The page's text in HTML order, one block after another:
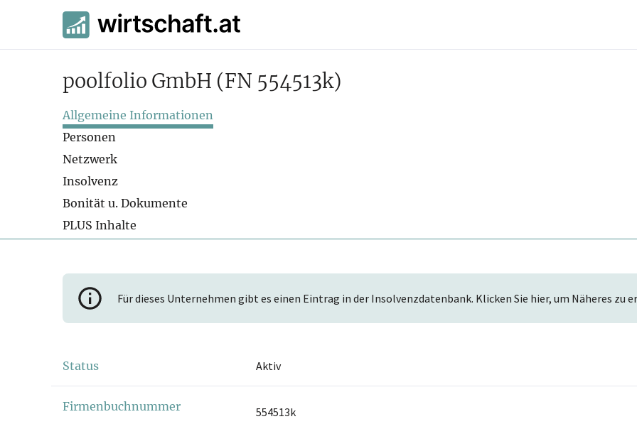
poolfolio GmbH (FN 554513k)
Allgemeine Informationen
Personen
Netzwerk
Insolvenz
Bonität u. Dokumente
PLUS Inhalte
Für dieses Unternehmen gibt es einen Eintrag in der Insolvenzdatenbank. Klicken Sie hier, um Näheres zu
Status Aktiv
Firmenbuchnummer 554513k